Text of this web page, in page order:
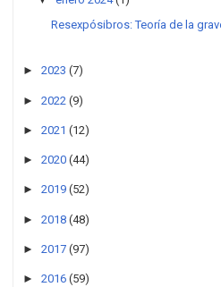
Resexpósibros: Teoría de la
► 2023 (7)
► 2022 (9)
► 2021 (12)
► 2020 (44)
► 2019 (52)
► 2018 (48)
► 2017 (97)
► 2016 (59)